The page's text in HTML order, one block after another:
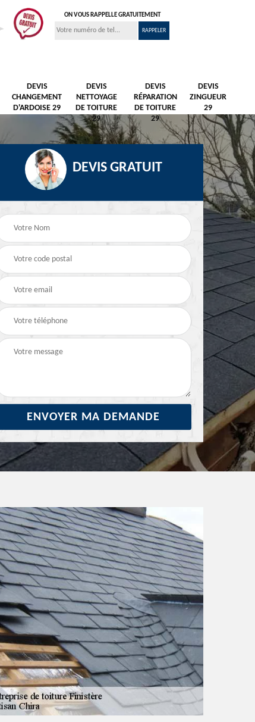
ON VOUS RAPPELLE GRATUITEMENT
DEVIS
CHANGEMENT
D'ARDOISE 29
DEVIS
NETTOYAGE
DE TOITURE
29
DEVIS
RÉPARATION
DE TOITURE
29
DEVIS
ZINGUEUR
29
Nettoyage et
29
Peintre et peinture de
façade 29
DEVIS GRATUIT